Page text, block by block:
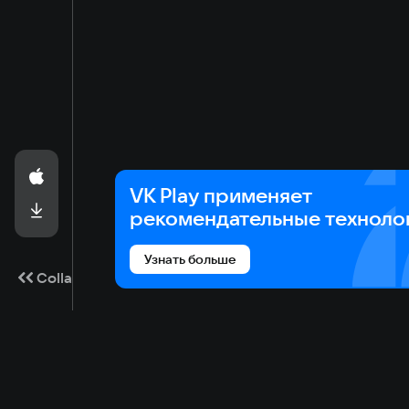
Collapse
VK Play применяет
рекомендательные
Узнать больше